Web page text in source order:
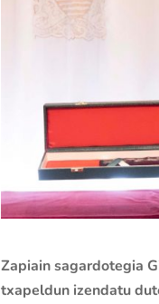
Zapiain sagardotegia
txapeldun izendatu